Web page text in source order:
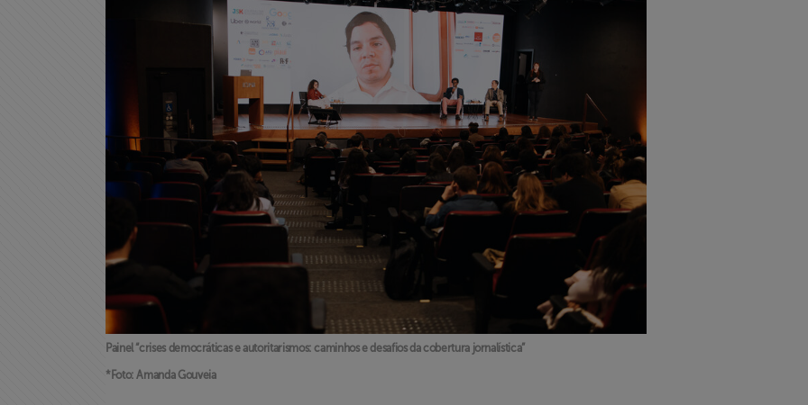
Painel “crises democráticas e autoritarismos: caminhos e desafios da cobertura jornalística”
*Foto: Amanda Gouveia